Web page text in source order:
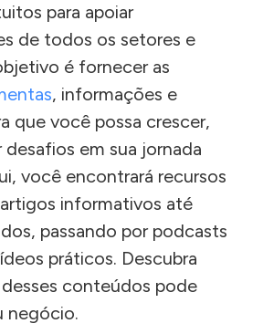
para apoiar
de todos os setores e
é fornecer as
, informações e
que você possa crescer,
desafios em sua jornada
você encontrará recursos
informativos até
passando por podcasts
práticos. Descubra
conteúdos pode
negócio.